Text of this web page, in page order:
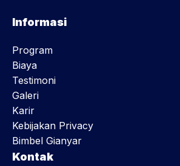
Informasi
Program
Biaya
Testimoni
Galeri
Karir
Kebijakan Privacy
Bimbel Gianyar
Kontak